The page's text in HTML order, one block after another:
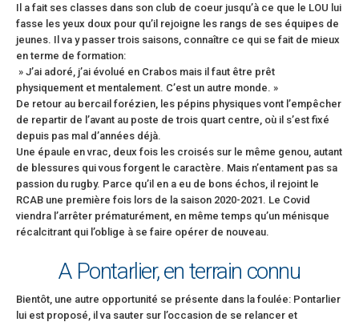
Il a fait ses classes dans son club de coeur jusqu’à ce que le LOU lui
fasse les yeux doux pour qu’il rejoigne les rangs de ses équipes de
jeunes. Il va y passer trois saisons, connaître ce qui se fait de mieux
en terme de formation:
» J’ai adoré, j’ai évolué en Crabos mais il faut être prêt
physiquement et mentalement. C’est un autre monde. »
De retour au bercail forézien, les pépins physiques vont l’empêcher
de repartir de l’avant au poste de trois quart centre, où il s’est fixé
depuis pas mal d’années déjà.
Une épaule en vrac, deux fois les croisés sur le même genou, autant
de blessures qui vous forgent le caractère. Mais n’entament pas sa
passion du rugby. Parce qu’il en a eu de bons échos, il rejoint le
RCAB une première fois lors de la saison 2020-2021. Le Covid
viendra l’arrêter prématurément, en même temps qu’un ménisque
récalcitrant qui l’oblige à se faire opérer de nouveau.
A Pontarlier, en terrain connu
Bientôt, une autre opportunité se présente dans la foulée: Pontarlier
lui est proposé, il va sauter sur l’occasion de se relancer et